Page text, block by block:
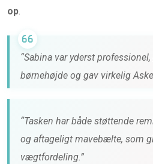
op.
“Sabina var yderst
børnehøjde og gav virkelig
“Tasken har både støttende
og aftageligt mavebælte, som
vægtfordeling.”